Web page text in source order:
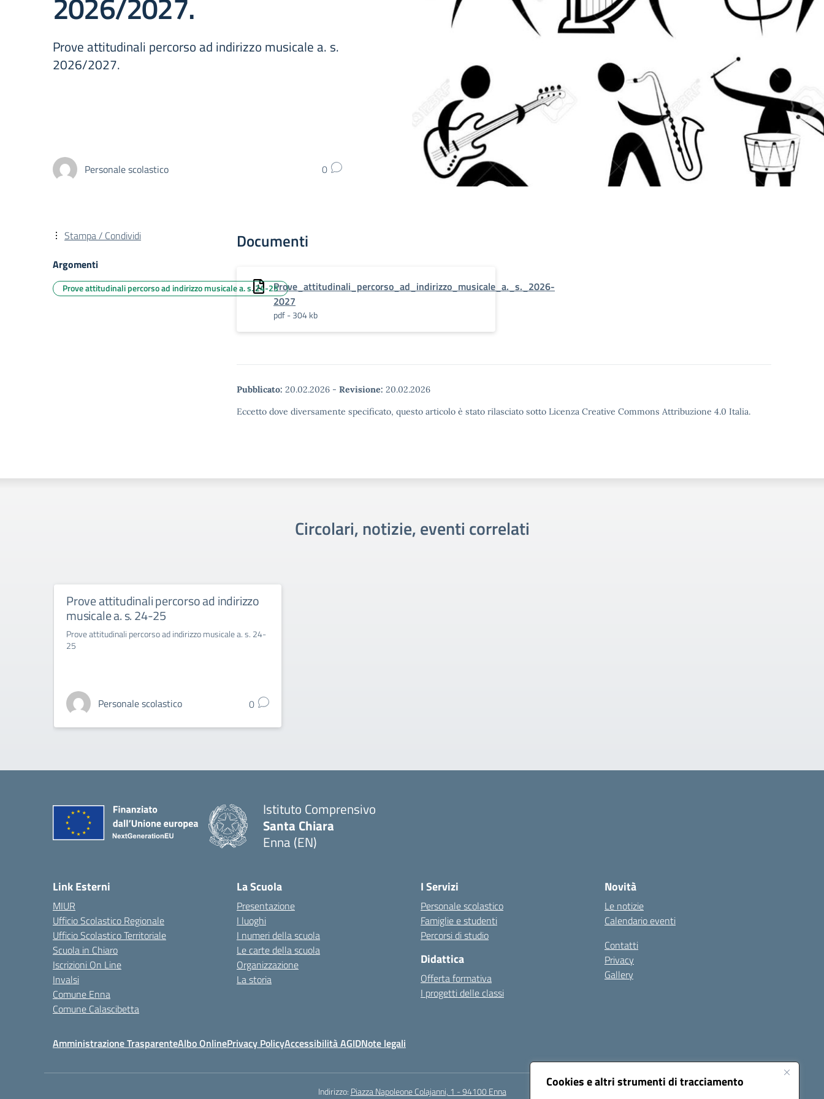
Cookies e altri strumenti di tracciamento
Prove attitudinali percorso ad indirizzo musicale a. s.
2026/2027.
Personale scolastico 0
Documenti
Prove_attitudinali_percorso_ad_indirizzo_musicale_a._s._2026-
2027
pdf - 304 kb
Pubblicato: 20.02.2026 - Revisione: 20.02.2026
Eccetto dove diversamente specificato, questo articolo è stato rilasciato sotto Licenza Creative Commons Attribuzione 4.0 Italia.
Stampa / Condividi
Argomenti
Prove attitudinali percorso ad indirizzo musicale a. s. 24-25
Circolari, notizie, eventi correlati
Prove attitudinali percorso ad indirizzo
musicale a. s. 24-25
Prove attitudinali percorso ad indirizzo musicale a. s. 24-
25
Personale scolastico 0
Istituto Comprensivo
Santa Chiara
Enna (EN)
Link Esterni
MIUR
Ufficio Scolastico Regionale
Ufficio Scolastico Territoriale
Scuola in Chiaro
Iscrizioni On Line
Invalsi
Comune Enna
Comune Calascibetta
La Scuola
Presentazione
I luoghi
I numeri della scuola
Le carte della scuola
Organizzazione
La storia
I Servizi
Personale scolastico
Famiglie e studenti
Percorsi di studio
Didattica
Offerta formativa
I progetti delle classi
Novità
Le notizie
Calendario eventi
Contatti
Privacy
Gallery
Amministrazione TrasparenteAlbo OnlinePrivacy PolicyAccessibilità AGIDNote legali
Indirizzo: Piazza Napoleone Colajanni, 1 - 94100 Enna